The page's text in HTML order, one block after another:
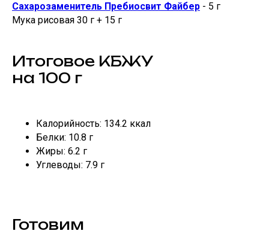
Сахарозаменитель Пребиосвит Файбер - 5 г
Мука рисовая 30 г + 15 г
Итоговое КБЖУ
на 100 г
Калорийность: 134.2 ккал
Белки: 10.8 г
Жиры: 6.2 г
Углеводы: 7.9 г
Готовим